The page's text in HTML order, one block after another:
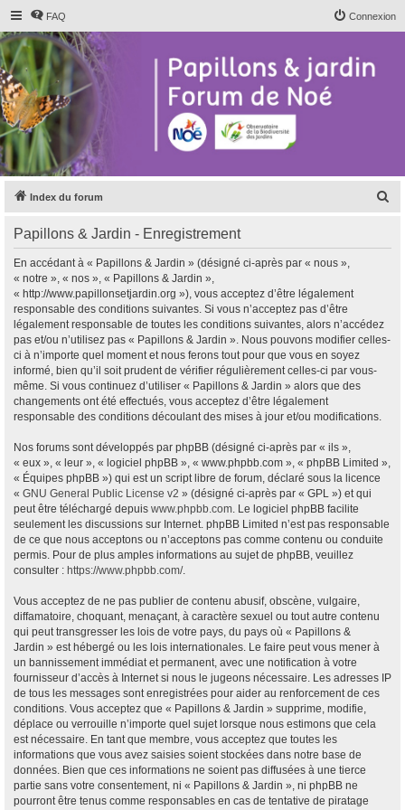
FAQ Connexion
Index du forum
Papillons & Jardin - Enregistrement
En accédant à « Papillons & Jardin » (désigné ci-après par « nous »,
« notre », « nos », « Papillons & Jardin »,
« http://www.papillonsetjardin.org »), vous acceptez d’être légalement
responsable des conditions suivantes. Si vous n’acceptez pas d’être
légalement responsable de toutes les conditions suivantes, alors n’accédez
pas et/ou n’utilisez pas « Papillons & Jardin ». Nous pouvons modifier celles-
ci à n’importe quel moment et nous ferons tout pour que vous en soyez
informé, bien qu’il soit prudent de vérifier régulièrement celles-ci par vous-
même. Si vous continuez d’utiliser « Papillons & Jardin » alors que des
changements ont été effectués, vous acceptez d’être légalement
responsable des conditions découlant des mises à jour et/ou modifications.
Nos forums sont développés par phpBB (désigné ci-après par « ils »,
« eux », « leur », « logiciel phpBB », « www.phpbb.com », « phpBB Limited »,
« Équipes phpBB ») qui est un script libre de forum, déclaré sous la licence
« GNU General Public License v2 » (désigné ci-après par « GPL ») et qui
peut être téléchargé depuis www.phpbb.com. Le logiciel phpBB facilite
seulement les discussions sur Internet. phpBB Limited n’est pas responsable
de ce que nous acceptons ou n’acceptons pas comme contenu ou conduite
permis. Pour de plus amples informations au sujet de phpBB, veuillez
consulter : https://www.phpbb.com/.
Vous acceptez de ne pas publier de contenu abusif, obscène, vulgaire,
diffamatoire, choquant, menaçant, à caractère sexuel ou tout autre contenu
qui peut transgresser les lois de votre pays, du pays où « Papillons &
Jardin » est hébergé ou les lois internationales. Le faire peut vous mener à
un bannissement immédiat et permanent, avec une notification à votre
fournisseur d’accès à Internet si nous le jugeons nécessaire. Les adresses IP
de tous les messages sont enregistrées pour aider au renforcement de ces
conditions. Vous acceptez que « Papillons & Jardin » supprime, modifie,
déplace ou verrouille n’importe quel sujet lorsque nous estimons que cela
est nécessaire. En tant que membre, vous acceptez que toutes les
informations que vous avez saisies soient stockées dans notre base de
données. Bien que ces informations ne soient pas diffusées à une tierce
partie sans votre consentement, ni « Papillons & Jardin », ni phpBB ne
pourront être tenus comme responsables en cas de tentative de piratage